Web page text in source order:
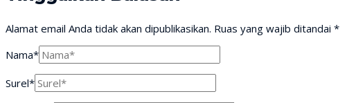
Alamat email Anda tidak akan dipublikasikan. Ruas yang wajib ditandai *
Nama*
Surel*